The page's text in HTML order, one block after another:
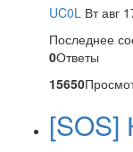
UC0L Вт авг
Последнее
0Ответы
15650
[SOS]